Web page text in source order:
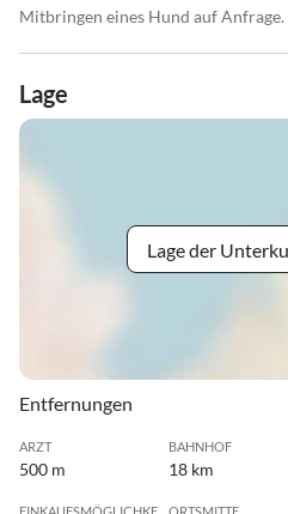
Mitbringen eines Hund auf Anfrage.
Lage
Lage der
Entfernungen
ARZT
500 m
BAHNHOF
18 km